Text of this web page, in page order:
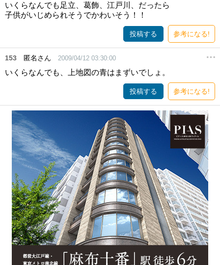
いくらなんでも足立、葛飾、江戸川、だったら
子供がいじめられそうでかわいそう！！
投稿する 参考になる!
153 匿名さん 2009/04/12 03:30:00
いくらなんでも、上地図の青はまずいでしょ。
投稿する 参考になる!